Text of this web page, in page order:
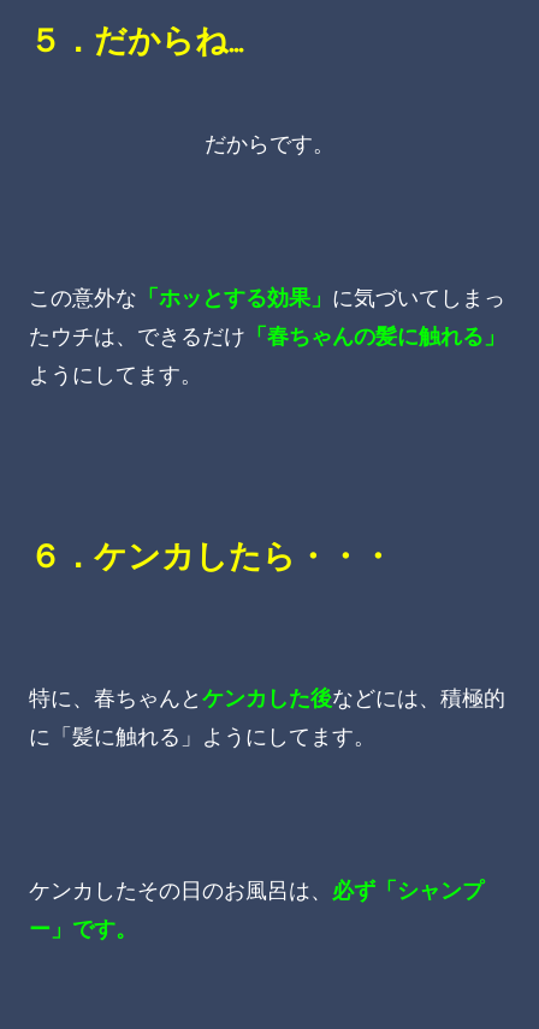
５．だからね…
だからです。
この意外な 「ホッとする効果」 に気づいてしまっ
たウチは、できるだけ 「春ちゃんの髪に触れる」
ようにしてます。
６．ケンカしたら・・・
特に、春ちゃんとケンカした後などには、積極的
に「髪に触れる」ようにしてます。
ケンカしたその日のお風呂は、 必ず「シャンプ
ー」です。